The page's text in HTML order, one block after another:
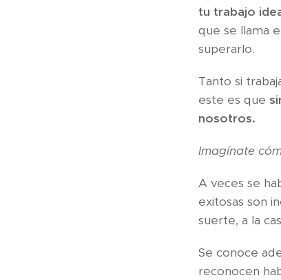
tu trabajo
que se llama
superarlo.
Tanto si
este es que
nosotros.
Imagínate
A veces se
exitosas son
suerte, a la
Se conoce
reconocen